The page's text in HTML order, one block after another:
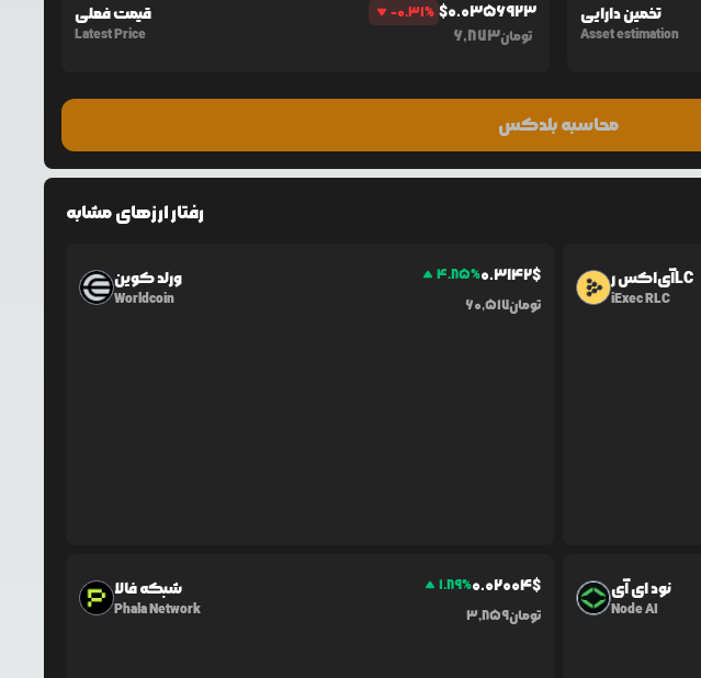
قیمت فعلی
Latest Price
-0.31% $0.0356923
6,873تومان
تخمین دارایی
Asset estimation
محاسبه بلدکس
رفتار ارزهای مشابه
ورلد کوین
Worldcoin
4.85%0.3142$
60,517تومان
آی‌اکس رLC
iExec RLC
شبکه فالا
Phala Network
1.89%0.02004$
3,859تومان
نود ای آی
Node AI